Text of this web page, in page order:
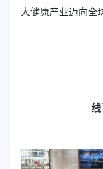
大健康产业迈向全
线